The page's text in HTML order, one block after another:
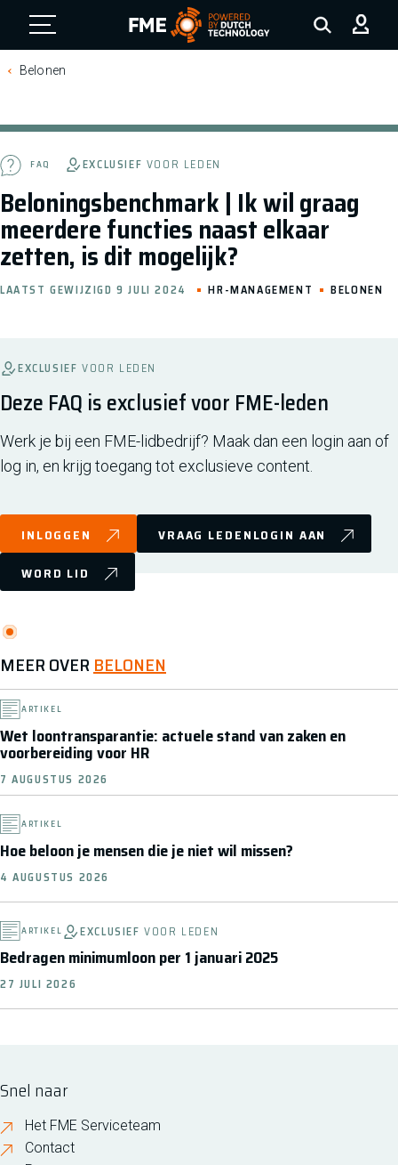
FME Logo, to the homepage
Belonen
Beloningsbenchmark | Ik wil graag
meerdere functies naast elkaar
zetten, is dit mogelijk?
FAQ EXCLUSIEF VOOR LEDEN
LAATST GEWIJZIGD 9 JULI 2024 HR-MANAGEMENT BELONEN
EXCLUSIEF VOOR LEDEN
Deze FAQ is exclusief voor FME-leden
Werk je bij een FME-lidbedrijf? Maak dan een login aan of
log in, en krijg toegang tot exclusieve content.
INLOGGEN
VRAAG LEDENLOGIN AAN
WORD LID
MEER OVERBELONEN
ARTIKEL
Wet loontransparantie: actuele stand van zaken en
voorbereiding voor HR
7 AUGUSTUS 2026
ARTIKEL
Hoe beloon je mensen die je niet wil missen?
4 AUGUSTUS 2026
ARTIKEL EXCLUSIEFVOOR LEDEN
Bedragen minimumloon per 1 januari 2025
27 JULI 2026
Snel naar
Het FME Serviceteam
Contact